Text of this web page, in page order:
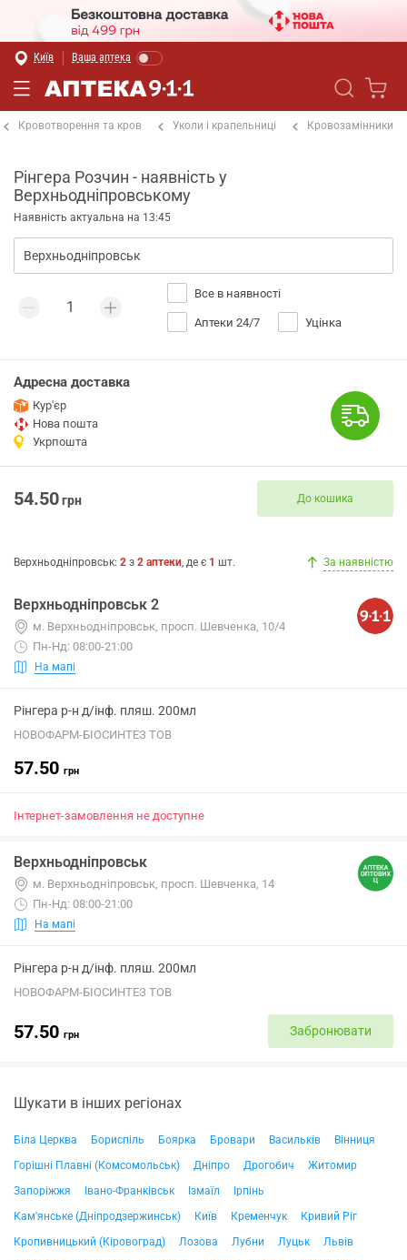
Київ Ваша аптека
Кровотворення та кров Уколи і крапельниці Кровозамінники
Рінгера Розчин - наявність у
Верхньодніпровському
Наявність актуальна на 13:45
Все в наявності
Аптеки 24/7 Уцінка
Адресна доставка
Кур'єр
Нова пошта
Укрпошта
54.50грн До кошика
Верхньодніпровськ: 2 з 2 аптеки, де є 1 шт. За наявністю
Верхньодніпровськ 2
м. Верхньодніпровськ, просп. Шевченка, 10/4
Пн-Нд: 08:00-21:00
На мапі
Рінгера р-н д/інф. пляш. 200мл
НОВОФАРМ-БІОСИНТЕЗ ТОВ
57.50 грн
Інтернет-замовлення не доступне
Верхньодніпровськ
м. Верхньодніпровськ, просп. Шевченка, 14
Пн-Нд: 08:00-21:00
На мапі
Рінгера р-н д/інф. пляш. 200мл
НОВОФАРМ-БІОСИНТЕЗ ТОВ
57.50 грн Забронювати
Шукати в інших регіонах
Біла Церква Бориспіль Боярка Бровари Васильків
Вінниця
Горішні Плавні (Комсомольськ)
Дніпро Дрогобич
Житомир
Запоріжжя
Івано-Франківськ Ізмаїл
Ірпінь
Кам'янське (Дніпродзержинськ)
Київ Кременчук
Кривий Ріг
Кропивницький (Кіровоград)
Лозова Лубни Луцьк
Львів